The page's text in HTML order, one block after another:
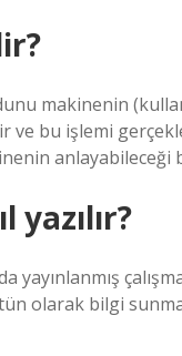
makinenin
ve bu işlemi
anlayabileceği
yazılır?
olarak bilgi